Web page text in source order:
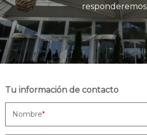
responderemos
Tu información de contacto
Nombre